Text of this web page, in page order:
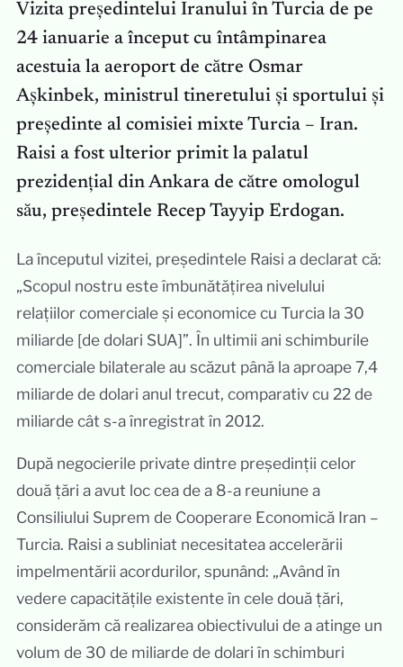
Vizita președintelui Iranului în Turcia de pe
24 ianuarie a început cu întâmpinarea
acestuia la aeroport de către Osmar
Așkinbek, ministrul tineretului și sportului și
președinte al comisiei mixte Turcia – Iran.
Raisi a fost ulterior primit la palatul
prezidențial din Ankara de către omologul
său, președintele Recep Tayyip Erdogan.
La începutul vizitei, președintele Raisi a declarat că:
„Scopul nostru este îmbunătățirea nivelului
relațiilor comerciale și economice cu Turcia la 30
miliarde [de dolari SUA]”. În ultimii ani schimburile
comerciale bilaterale au scăzut până la aproape 7,4
miliarde de dolari anul trecut, comparativ cu 22 de
miliarde cât s-a înregistrat în 2012.
După negocierile private dintre președinții celor
două țări a avut loc cea de a 8-a reuniune a
Consiliului Suprem de Cooperare Economică Iran –
Turcia. Raisi a subliniat necesitatea accelerării
impelmentării acordurilor, spunând: „Având în
vedere capacitățile existente în cele două țări,
considerăm că realizarea obiectivului de a atinge un
volum de 30 de miliarde de dolari în schimburi